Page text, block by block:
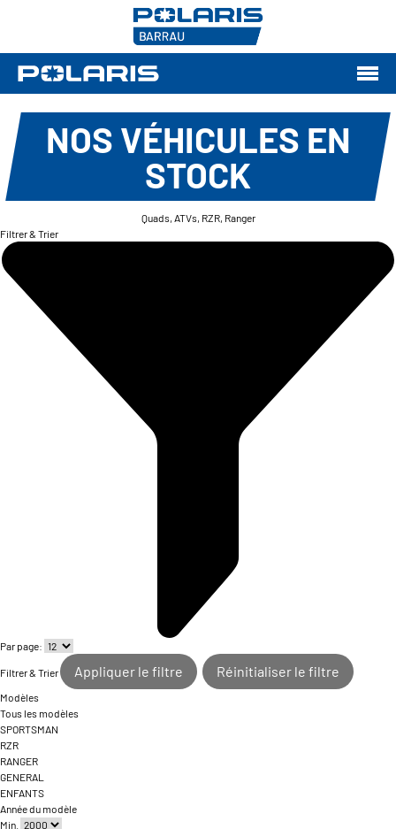
NOS VÉHICULES EN
STOCK
Quads, ATVs, RZR, Ranger
Filtrer & Trier
Par page:
Filtrer & Trier Appliquer le filtre Réinitialiser le filtre
Modèles
Tous les modèles
SPORTSMAN
RZR
RANGER
GENERAL
ENFANTS
Année du modèle
Min.